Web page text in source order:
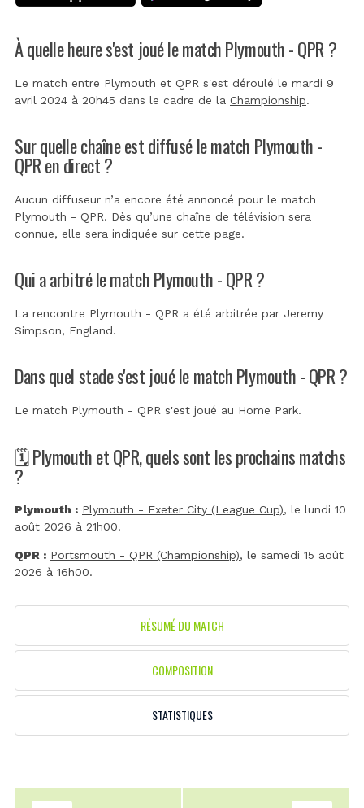
À quelle heure s'est joué le match Plymouth - QPR ?
Le match entre Plymouth et QPR s'est déroulé le mardi 9
avril 2024 à 20h45 dans le cadre de la Championship.
Sur quelle chaîne est diffusé le match Plymouth -
QPR en direct ?
Aucun diffuseur n’a encore été annoncé pour le match
Plymouth - QPR. Dès qu’une chaîne de télévision sera
connue, elle sera indiquée sur cette page.
Qui a arbitré le match Plymouth - QPR ?
La rencontre Plymouth - QPR a été arbitrée par Jeremy
Simpson, England.
Dans quel stade s'est joué le match Plymouth - QPR ?
Le match Plymouth - QPR s'est joué au Home Park.
🗓️ Plymouth et QPR, quels sont les prochains matchs
?
Plymouth : Plymouth - Exeter City (League Cup), le lundi 10
août 2026 à 21h00.
QPR : Portsmouth - QPR (Championship), le samedi 15 août
2026 à 16h00.
RÉSUMÉ DU MATCH
COMPOSITION
STATISTIQUES